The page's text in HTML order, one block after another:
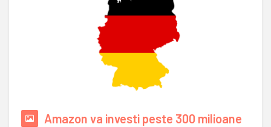
Amazon va investi peste 300 milioane